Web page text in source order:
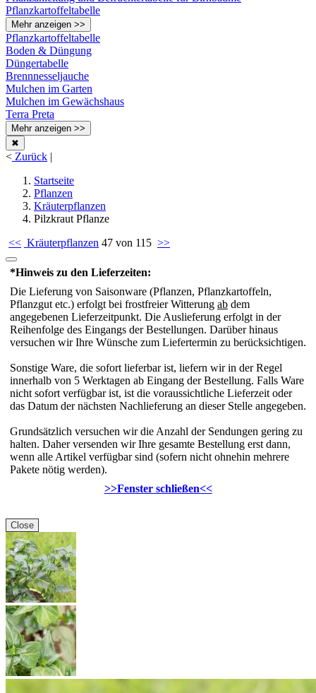
Pflanzkartoffeltabelle
Mehr anzeigen >>
Pflanzkartoffeltabelle
Boden & Düngung
Düngertabelle
Brennnesseljauche
Mulchen im Garten
Mulchen im Gewächshaus
Terra Preta
Mehr anzeigen >>
✖
< Zurück |
Startseite
Pflanzen
Kräuterpflanzen
Pilzkraut Pflanze
<< Kräuterpflanzen 47 von 115 >>
*Hinweis zu den Lieferzeiten:
Die Lieferung von Saisonware (Pflanzen, Pflanzkartoffeln,
Pflanzgut etc.) erfolgt bei frostfreier Witterung ab dem
angegebenen Lieferzeitpunkt. Die Auslieferung erfolgt in der
Reihenfolge des Eingangs der Bestellungen. Darüber hinaus
versuchen wir Ihre Wünsche zum Liefertermin zu berücksichtigen.
Sonstige Ware, die sofort lieferbar ist, liefern wir in der Regel
innerhalb von 5 Werktagen ab Eingang der Bestellung. Falls Ware
nicht sofort verfügbar ist, ist die voraussichtliche Lieferzeit oder
das Datum der nächsten Nachlieferung an dieser Stelle angegeben.
Grundsätzlich versuchen wir die Anzahl der Sendungen gering zu
halten. Daher versenden wir Ihre gesamte Bestellung erst dann,
wenn alle Artikel verfügbar sind (sofern nicht ohnehin mehrere
Pakete nötig werden).
>>Fenster schließen<<
Close